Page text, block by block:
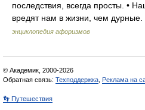
последствия, всегда просты. •
вредят нам в жизни, чем
энциклопедия афоризмов
© Академик, 2000-2026
Обратная связь: Техподдержка Реклама на
👣 Путешествия